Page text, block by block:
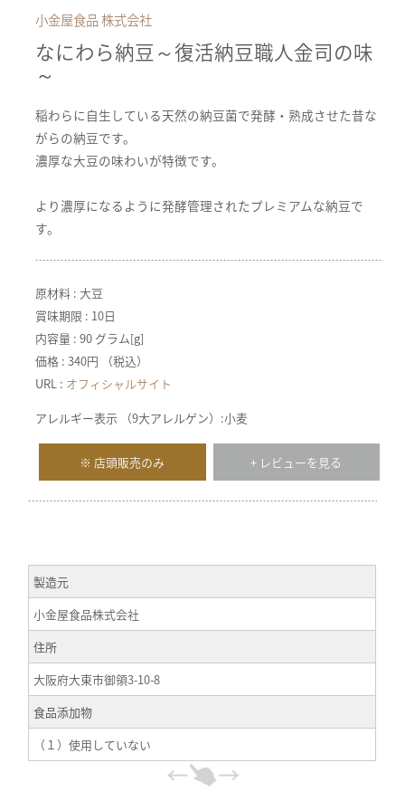
小金屋食品 株式会社
なにわら納豆～復活納豆職人金司の味
～
稲わらに自生している天然の納豆菌で発酵・熟成させた昔な
がらの納豆です。
濃厚な大豆の味わいが特徴です。
より濃厚になるように発酵管理されたプレミアムな納豆で
す。
原材料 : 大豆
賞味期限 : 10日
内容量 : 90 グラム[g]
価格 : 340円 （税込）
URL : オフィシャルサイト
アレルギー表示 （9大アレルゲン）:小麦
※ 店頭販売のみ + レビューを見る
製造元
小金屋食品株式会社
住所
大阪府大東市御領3-10-8
食品添加物
（１）使用していない